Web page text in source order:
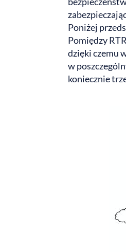
Poniżej
Pomiędzy
dzięki czemu
w
koniecznie